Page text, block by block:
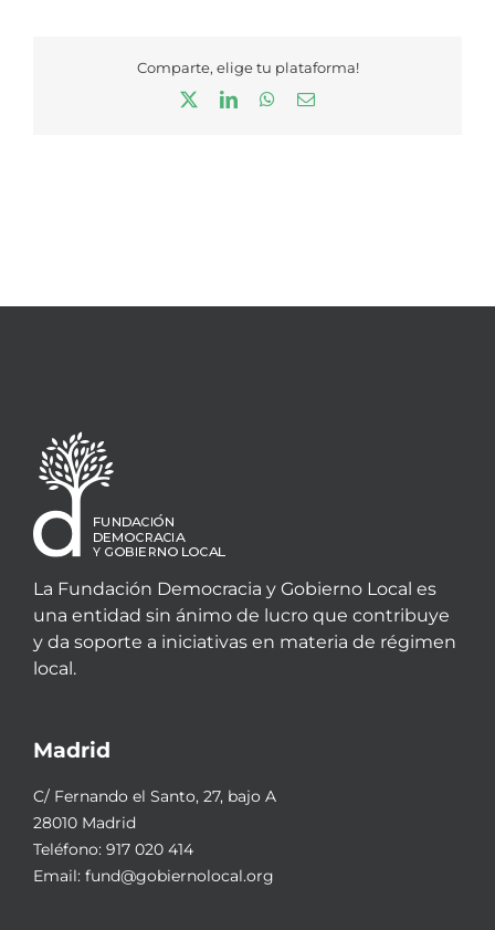
Comparte, elige tu plataforma!
LinkedInWhatsApp
Correo
La Fundación Democracia y Gobierno Local es
una entidad sin ánimo de lucro que contribuye
y da soporte a iniciativas en materia de régimen
local.
Madrid
C/ Fernando el Santo, 27, bajo A
28010 Madrid
Teléfono: 917 020 414
Email: fund@gobiernolocal.org